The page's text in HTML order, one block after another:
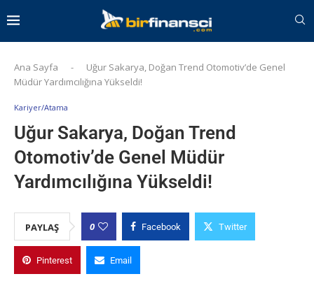
Ana Sayfa -
Uğur Sakarya, Doğan Trend Otomotiv’de Genel
Müdür Yardımcılığına Yükseldi!
Kariyer/Atama
Uğur Sakarya, Doğan Trend
Otomotiv’de Genel Müdür
Yardımcılığına Yükseldi!
PAYLAŞ 0 Facebook Twitter
Pinterest Email